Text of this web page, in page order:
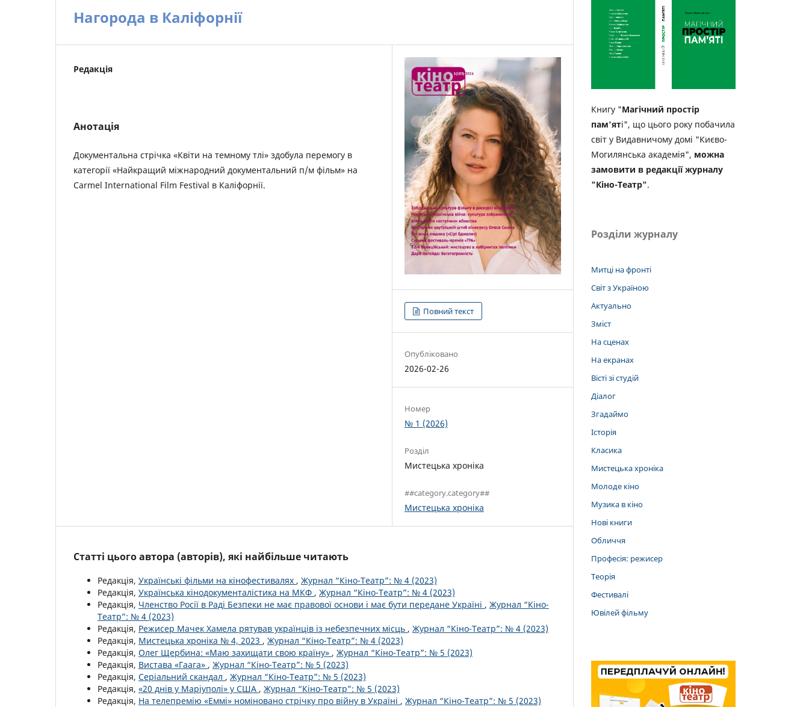
Нагорода в Каліфорнії
Редакція
Анотація
Документальна стрічка «Квіти на темному тлі» здобула перемогу в
категорії «Найкращий міжнародний документальний п/м фільм» на
Carmel International Film Festival в Каліфорнії.
Повний текст
Опубліковано
2026-02-26
Номер
№ 1 (2026)
Розділ
Мистецька хроніка
##category.category##
Мистецька хроніка
Статті цього автора (авторів), які найбільше читають
Редакція, Українські фільми на кінофестивалях , Журнал “Кіно-Театр”: № 4 (2023)
Редакція, Українська кінодокументалістика на МКФ , Журнал “Кіно-Театр”: № 4 (2023)
Редакція, Членство Росії в Раді Безпеки не має правової основи і має бути передане Україні , Журнал “Кіно-
Театр”: № 4 (2023)
Редакція, Режисер Мачек Хамела рятував українців із небезпечних місць , Журнал “Кіно-Театр”: № 4 (2023)
Редакція, Мистецька хроніка № 4, 2023 , Журнал “Кіно-Театр”: № 4 (2023)
Редакція, Олег Щербина: «Маю захищати свою країну» , Журнал “Кіно-Театр”: № 5 (2023)
Редакція, Вистава «Гаага» , Журнал “Кіно-Театр”: № 5 (2023)
Редакція, Серіальний скандал , Журнал “Кіно-Театр”: № 5 (2023)
Редакція, «20 днів у Маріуполі» у США , Журнал “Кіно-Театр”: № 5 (2023)
Редакція, На телепремію «Еммі» номіновано стрічку про війну в Україні , Журнал “Кіно-Театр”: № 5 (2023)
Книгу "Магічний простір
пам'яті", що цього року побачила
світ у Видавничому домі "Києво-
Могилянська академія", можна
замовити в редакції журналу
"Кіно-Театр".
Розділи журналу
Митці на фронті
Світ з Україною
Актуально
Зміст
На сценах
На екранах
Вісті зі студій
Діалог
Згадаймо
Історія
Класика
Мистецька хроніка
Молоде кіно
Музика в кіно
Нові книги
Обличчя
Професія: режисер
Теорія
Фестивалі
Ювілей фільму